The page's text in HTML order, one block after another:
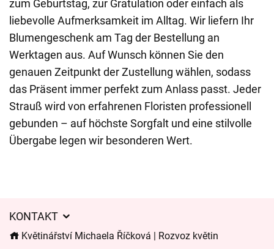
zum Geburtstag, zur Gratulation oder einfach als
liebevolle Aufmerksamkeit im Alltag. Wir liefern Ihr
Blumengeschenk am Tag der Bestellung an
Werktagen aus. Auf Wunsch können Sie den
genauen Zeitpunkt der Zustellung wählen, sodass
das Präsent immer perfekt zum Anlass passt. Jeder
Strauß wird von erfahrenen Floristen professionell
gebunden – auf höchste Sorgfalt und eine stilvolle
Übergabe legen wir besonderen Wert.
KONTAKT
Květinářství Michaela Říčková | Rozvoz květin